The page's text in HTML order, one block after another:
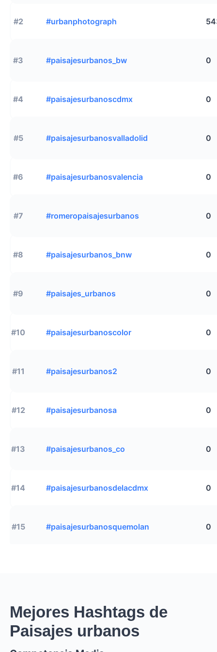
#2 #urbanphotograph
#3 #paisajesurbanos_bw 0
#4 #paisajesurbanoscdmx 0
#5 #paisajesurbanosvalladolid 0
#6 #paisajesurbanosvalencia 0
#7 #romeropaisajesurbanos 0
#8 #paisajesurbanos_bnw 0
#9 #paisajes_urbanos 0
#10 #paisajesurbanoscolor 0
#11 #paisajesurbanos2 0
#12 #paisajesurbanosa 0
#13 #paisajesurbanos_co 0
#14 #paisajesurbanosdelacdmx 0
#15 #paisajesurbanosquemolan 0
Mejores Hashtags de
Paisajes urbanos